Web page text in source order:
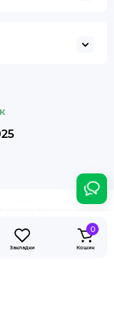
Закладки
0
Кошик